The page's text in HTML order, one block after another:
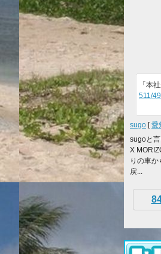
「本
511/
sugo [愛
sugoと
X
りの車
戻...